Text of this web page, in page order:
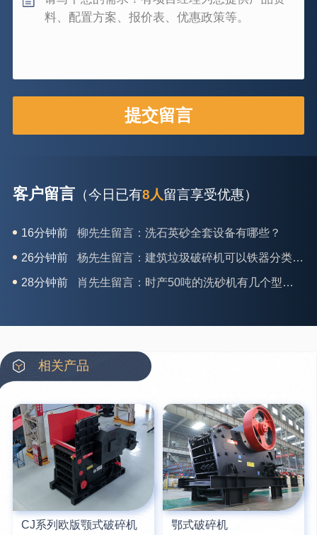
客户留言 （今日已有8人留言享受优惠）
26分钟前 杨先生留言：建筑垃圾破碎机可以铁器分类吗？
28分钟前 肖先生留言：时产50吨的洗砂机有几个型号？
31分钟前 马女士留言：我想咨询一条生产线，你们能做吗？
42分钟前 蒋先生留言：硬岩颚式破碎机带不带电机？
3分钟前 王先生留言：水泥厂熟料能破碎吗？推荐用什么机器？
6分钟前 姚女士留言：这款破碎机一小时产能多大？是用电的还是燃油的？
12分钟前 宋先生留言：50吨左右的制砂机大概什么价位？
16分钟前 柳先生留言：洗石英砂全套设备有哪些？
相关产品
CJ系列欧版颚式破碎机 鄂式破碎机